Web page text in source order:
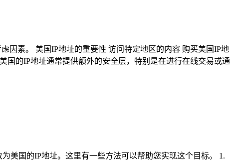
因素。 美国IP地址的重要性 访问特定地区的内容 购买美国IP地
国的IP地址通常提供额外的安全层，特别是在进行在线交易或通
美国的IP地址。这里有一些方法可以帮助您实现这个目标。 1.